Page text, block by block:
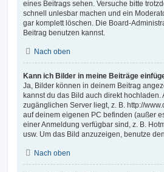
eines Beitrags sehen. Versuche bitte
schnell unlesbar machen und ein
gar komplett löschen. Die Board-
Beitrag benutzen kannst.
Nach oben
Kann ich Bilder in meine Beiträge
Ja, Bilder können in deinem Beitrag
kannst du das Bild auch direkt
zugänglichen Server liegt, z. B. http://
auf deinem eigenen PC befinden (außer
einer Anmeldung verfügbar sind, z. B.
usw. Um das Bild anzuzeigen, benutze den
Nach oben